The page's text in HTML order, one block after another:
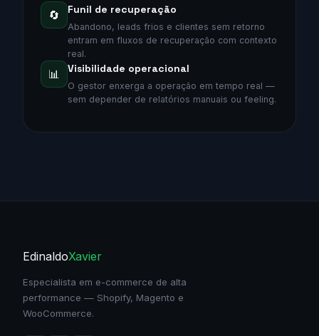
🔄 Funil de recuperação
Abandono, leads frios e clientes sem retorno
entram em fluxos de recuperação com contexto
real.
📊 Visibilidade operacional
O gestor enxerga a operação em tempo real —
sem depender de relatórios manuais ou feeling.
EdinaldoXavier
Especialista em e-commerce de alta
performance — Shopify, Magento e
WooCommerce.